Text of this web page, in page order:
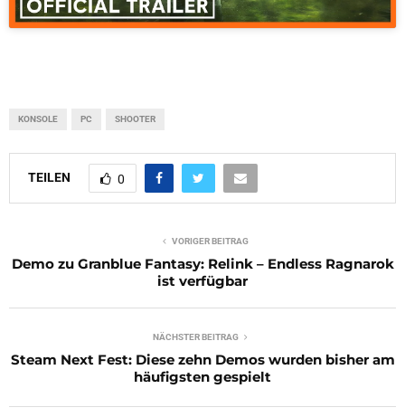
KONSOLE PC SHOOTER
TEILEN 0
VORIGER BEITRAG
Demo zu Granblue Fantasy: Relink – Endless Ragnarok
ist verfügbar
NÄCHSTER BEITRAG
Steam Next Fest: Diese zehn Demos wurden bisher am
häufigsten gespielt